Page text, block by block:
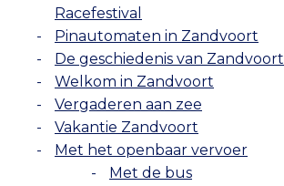
Racefestival
Pinautomaten in Zandvoort
De geschiedenis van Zandvoort
Welkom in Zandvoort
Vergaderen aan zee
Vakantie Zandvoort
Met het openbaar vervoer
Met de bus